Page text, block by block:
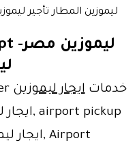
ليموزين المطار تأجير
خدماتايجار ليموزين